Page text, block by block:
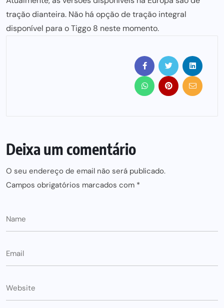
tração dianteira. Não há opção de tração integral
disponível para o Tiggo 8 neste momento.
Deixa um comentário
O seu endereço de email não será publicado.
Campos obrigatórios marcados com *